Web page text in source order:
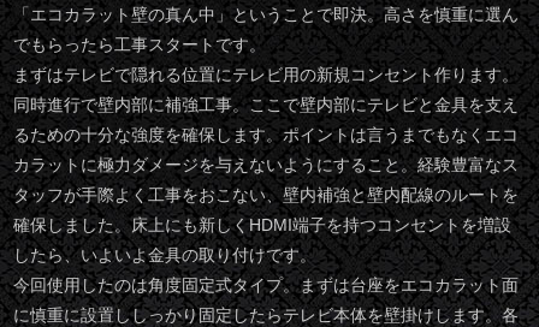
「エコカラット壁の真ん中」ということで即決。高さを慎重に選ん
でもらったら工事スタートです。
まずはテレビで隠れる位置にテレビ用の新規コンセント作ります。
同時進行で壁内部に補強工事。ここで壁内部にテレビと金具を支え
るための十分な強度を確保します。ポイントは言うまでもなくエコ
カラットに極力ダメージを与えないようにすること。経験豊富なス
タッフが手際よく工事をおこない、壁内補強と壁内配線のルートを
確保しました。床上にも新しくHDMI端子を持つコンセントを増設
したら、いよいよ金具の取り付けです。
今回使用したのは角度固定式タイプ。まずは台座をエコカラット面
に慎重に設置ししっかり固定したらテレビ本体を壁掛けします。各